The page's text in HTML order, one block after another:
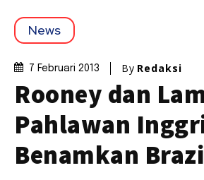
News
7 Februari 2013 By Redaksi
Rooney dan
Pahlawan
Benamkan